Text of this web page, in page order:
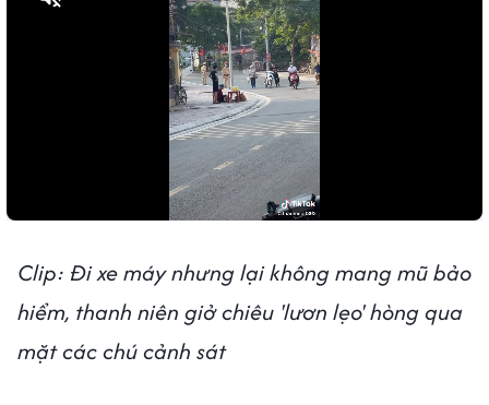
Clip: Đi xe máy nhưng lại không mang mũ bảo
hiểm, thanh niên giở chiêu 'lươn lẹo' hòng qua
mặt các chú cảnh sát